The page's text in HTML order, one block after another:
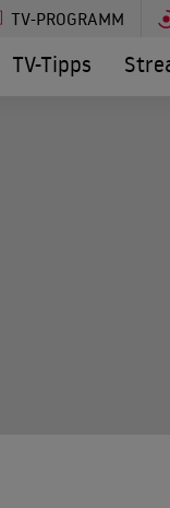
TV-PROGRAMM
TV-Tipps